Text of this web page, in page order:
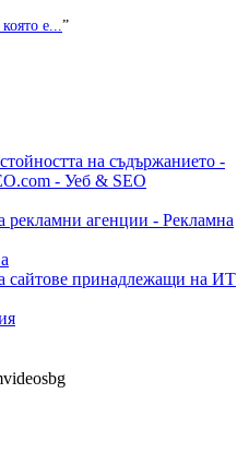
е... ”
на съдържанието -
- Уеб & SEO
рекламни агенции - Рекламна
сайтове принадлежащи на ИТ